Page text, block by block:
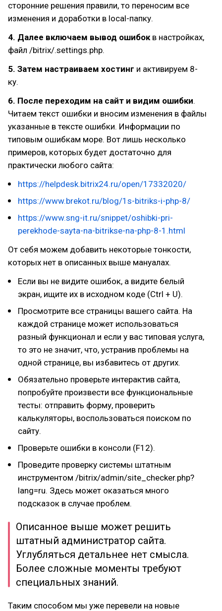
сторонние решения правили, то переносим все
изменения и доработки в local-папку.
4. Далее включаем вывод ошибокв настройках,
файл /bitrix/.settings.php.
5. Затем настраиваем хостинг и активируем 8-
ку.
6. После переходим на сайт и видим ошибки.
Читаем текст ошибки и вносим изменения в файлы
указанные в тексте ошибки. Информации по
типовым ошибкам море. Вот лишь несколько
примеров, которых будет достаточно для
практически любого сайта:
https://helpdesk.bitrix24.ru/open/17332020/
https://www.brekot.ru/blog/1s-bitriks-i-php-8/
https://www.sng-it.ru/snippet/oshibki-pri-
perekhode-sayta-na-bitrikse-na-php-8-1.html
От себя можем добавить некоторые тонкости,
которых нет в описанных выше мануалах.
Если вы не видите ошибок, а видите белый
экран, ищите их в исходном коде (Ctrl + U).
Просмотрите все страницы вашего сайта. На
каждой странице может использоваться
разный функционал и если у вас типовая услуга,
то это не значит, что, устранив проблемы на
одной странице, вы избавитесь от других.
Обязательно проверьте интерактив сайта,
попробуйте произвести все функциональные
тесты: отправить форму, проверить
калькуляторы, воспользоваться поиском по
сайту.
Проверьте ошибки в консоли (F12).
Проведите проверку системы штатным
инструментом /bitrix/admin/site_checker.php?
lang=ru. Здесь может оказаться много
подсказок в случае проблем.
Описанное выше может решить
штатный администратор сайта.
Углубляться детальнее нет смысла.
Более сложные моменты требуют
специальных знаний.
Таким способом мы уже перевели на новые